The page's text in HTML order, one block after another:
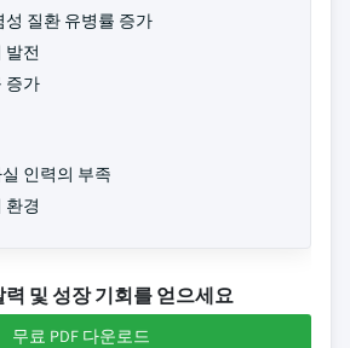
성 질환 유병률 증가
발전
증가
인력의 부족
환경
및 성장 기회를 얻으세요
무료 PDF 다운로드